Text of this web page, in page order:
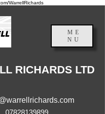
WarrellRichards
ME
NU
RICHARDS LTD
07828139899